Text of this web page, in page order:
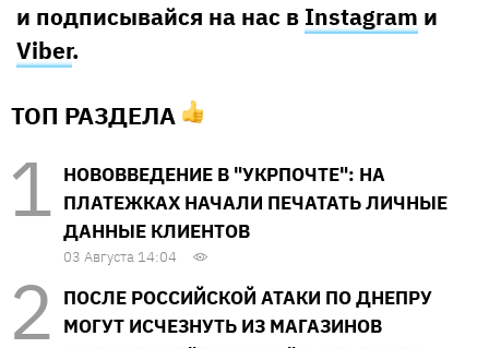
и подписывайся на нас в Instagram и
Viber.
ТОП РАЗДЕЛА
НОВОВВЕДЕНИЕ В "УКРПОЧТЕ": НА
ПЛАТЕЖКАХ НАЧАЛИ ПЕЧАТАТЬ ЛИЧНЫЕ
ДАННЫЕ КЛИЕНТОВ
03 Августа 14:04
ПОСЛЕ РОССИЙСКОЙ АТАКИ ПО ДНЕПРУ
МОГУТ ИСЧЕЗНУТЬ ИЗ МАГАЗИНОВ